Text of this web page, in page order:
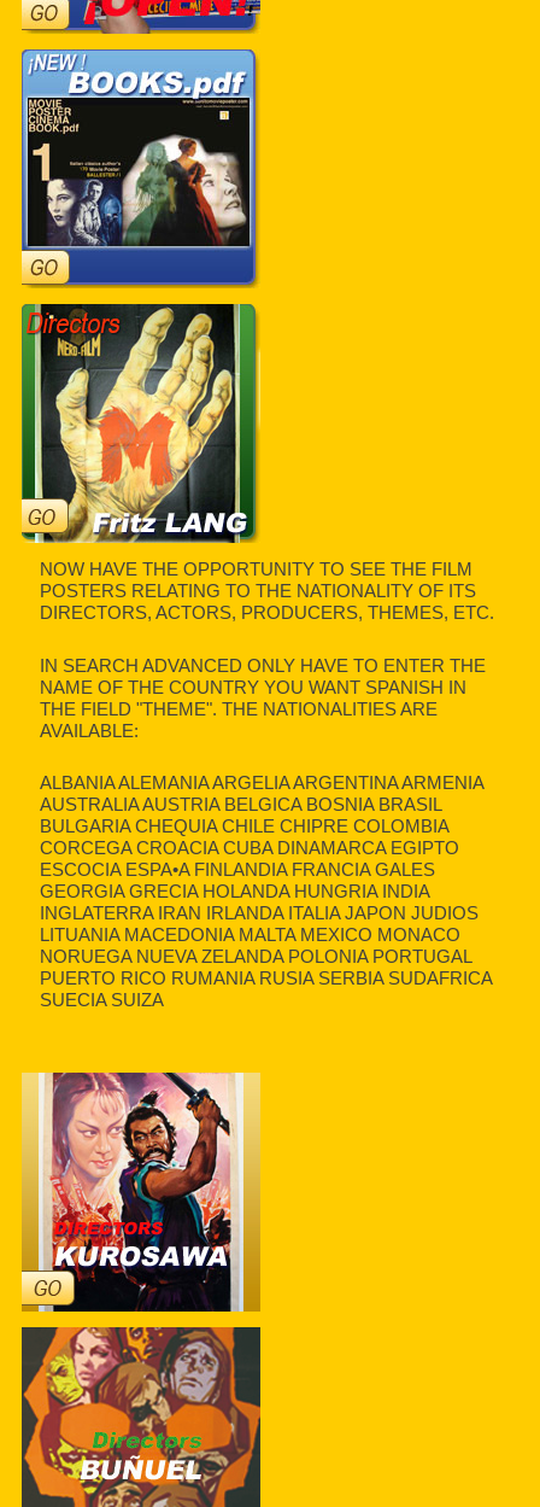
NOW HAVE THE OPPORTUNITY TO SEE THE FILM
POSTERS RELATING TO THE NATIONALITY OF ITS
DIRECTORS, ACTORS, PRODUCERS, THEMES, ETC.
IN SEARCH ADVANCED ONLY HAVE TO ENTER THE
NAME OF THE COUNTRY YOU WANT SPANISH IN
THE FIELD "THEME". THE NATIONALITIES ARE
AVAILABLE:
ALBANIA ALEMANIA ARGELIA ARGENTINA ARMENIA
AUSTRALIA AUSTRIA BELGICA BOSNIA BRASIL
BULGARIA CHEQUIA CHILE CHIPRE COLOMBIA
CORCEGA CROACIA CUBA DINAMARCA EGIPTO
ESCOCIA ESPA•A FINLANDIA FRANCIA GALES
GEORGIA GRECIA HOLANDA HUNGRIA INDIA
INGLATERRA IRAN IRLANDA ITALIA JAPON JUDIOS
LITUANIA MACEDONIA MALTA MEXICO MONACO
NORUEGA NUEVA ZELANDA POLONIA PORTUGAL
PUERTO RICO RUMANIA RUSIA SERBIA SUDAFRICA
SUECIA SUIZA